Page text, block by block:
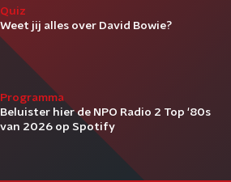
Quiz
Weet jij alles over David Bowie?
Programma
Beluister hier de NPO Radio 2 Top '80s
van 2026 op Spotify